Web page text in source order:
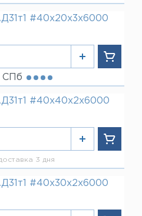
#40х20х3х6000
СПб
#40х40х2х6000
3 дня
#40х30х2х6000